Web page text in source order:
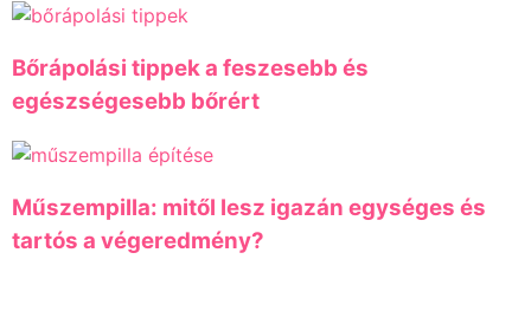
Bőrápolási tippek a feszesebb és
egészségesebb bőrért
Műszempilla: mitől lesz igazán egységes és
tartós a végeredmény?